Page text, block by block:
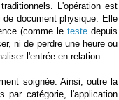
L'opération est
document physique. Elle
(comme le teste depuis
ni de perdre une heure ou
l'entrée en relation.
soignée. Ainsi, outre la
par catégorie, l'application